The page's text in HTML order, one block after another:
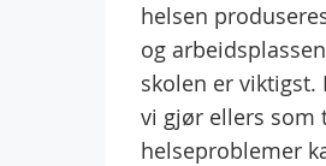
helsen
og
skolen er
vi gjør ellers som
helseproblemer